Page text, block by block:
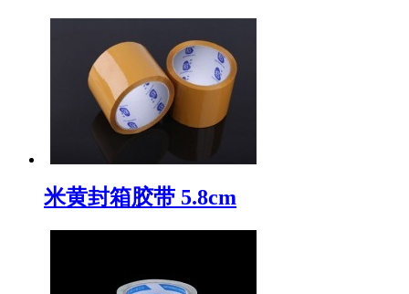
米黄封箱胶带 5.8cm